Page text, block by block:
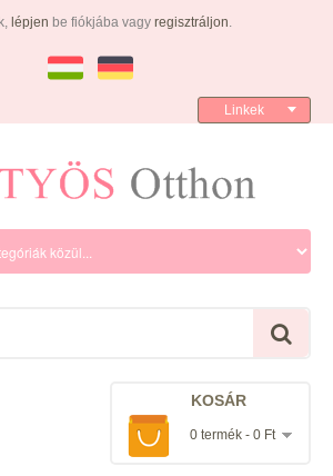
lépjen be fiókjába vagy regisztráljon.
Linkek
KOSÁR
0 termék - 0 Ft